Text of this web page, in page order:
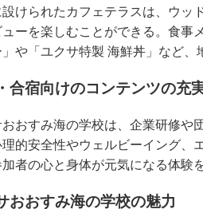
設けられたカフェテラスは、ウッ
ューを楽しむことができる。食事
」や「ユクサ特製 海鮮丼」など、
合宿向けのコンテンツの充
おすみ海の学校は、企業研修や
理的安全性やウェルビーイング、
加者の心と身体が元気になる体験
おおすみ海の学校の魅力